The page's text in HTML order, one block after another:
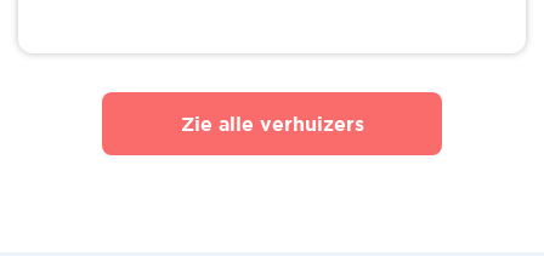
Zie alle verhuizers